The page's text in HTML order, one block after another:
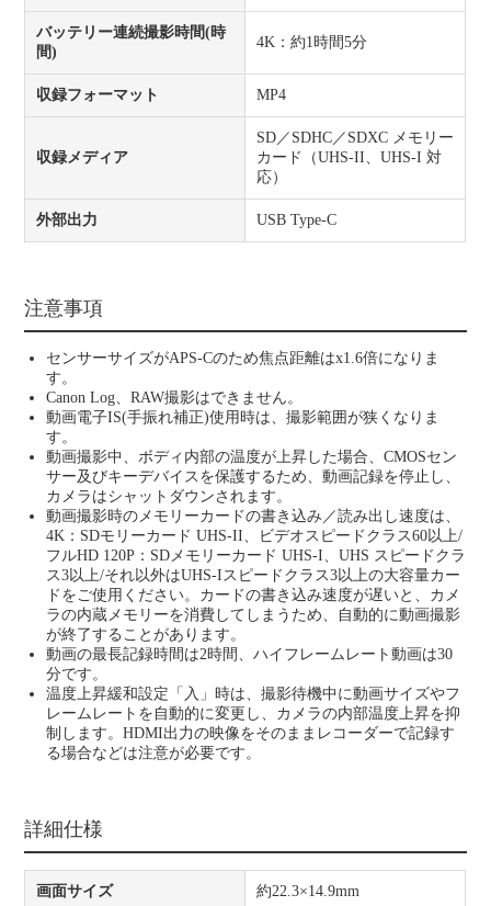
バッテリー連続撮影時間(時
間)
4K：約1時間5分
収録フォーマット MP4
収録メディア
SD／SDHC／SDXC メモリー
カード（UHS-II、UHS-I 対
応）
外部出力 USB Type-C
注意事項
センサーサイズがAPS-Cのため焦点距離はx1.6倍になりま
す。
Canon Log、RAW撮影はできません。
動画電子IS(手振れ補正)使用時は、撮影範囲が狭くなりま
す。
動画撮影中、ボディ内部の温度が上昇した場合、CMOSセン
サー及びキーデバイスを保護するため、動画記録を停止し、
カメラはシャットダウンされます。
動画撮影時のメモリーカードの書き込み／読み出し速度は、
4K：SDモリーカード UHS-II、ビデオスピードクラス60以上/
フルHD 120P：SDメモリーカード UHS-I、UHS スピードクラ
ス3以上/それ以外はUHS-Iスピードクラス3以上の大容量カー
ドをご使用ください。カードの書き込み速度が遅いと、カメ
ラの内蔵メモリーを消費してしまうため、自動的に動画撮影
が終了することがあります。
動画の最長記録時間は2時間、ハイフレームレート動画は30
分です。
温度上昇緩和設定「入」時は、撮影待機中に動画サイズやフ
レームレートを自動的に変更し、カメラの内部温度上昇を抑
制します。HDMI出力の映像をそのままレコーダーで記録す
る場合などは注意が必要です。
詳細仕様
画面サイズ 約22.3×14.9mm